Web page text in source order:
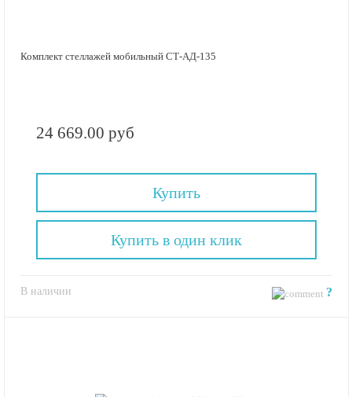
Комплект стеллажей мобильный СТ-АД-135
24 669.00 руб
Купить
В наличии ?
Купить в один клик